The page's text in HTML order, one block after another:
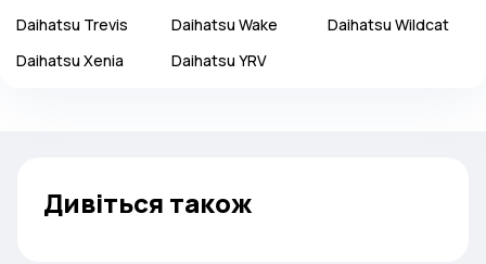
Daihatsu Trevis Daihatsu Wake Daihatsu Wildcat
Daihatsu Xenia Daihatsu YRV
Дивіться також